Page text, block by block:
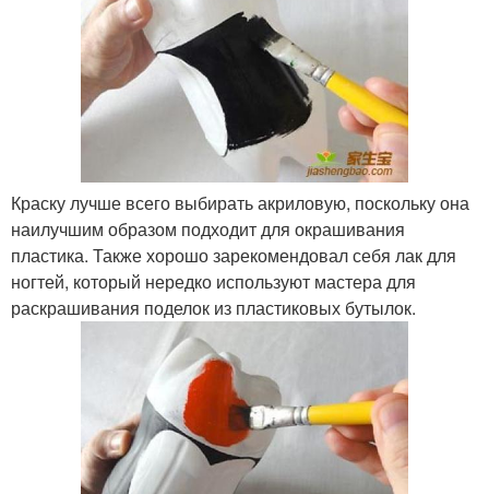
Краску лучше всего выбирать акриловую, поскольку она
наилучшим образом подходит для окрашивания
пластика. Также хорошо зарекомендовал себя лак для
ногтей, который нередко используют мастера для
раскрашивания поделок из пластиковых бутылок.